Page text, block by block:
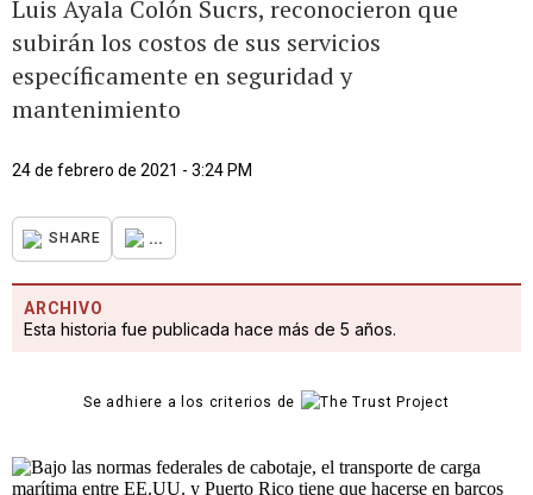
Luis Ayala Colón Sucrs, reconocieron que
subirán los costos de sus servicios
específicamente en seguridad y
mantenimiento
24 de febrero de 2021 - 3:24 PM
SHARE ...
ARCHIVO
Esta historia fue publicada hace más de 5 años.
Se adhiere a los criterios de